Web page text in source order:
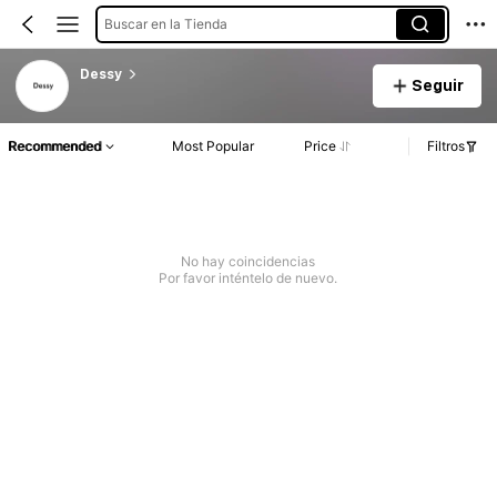
Buscar en la Tienda
Dessy
Seguir
Recommended Most Popular Price Filtros
No hay coincidencias
Por favor inténtelo de nuevo.